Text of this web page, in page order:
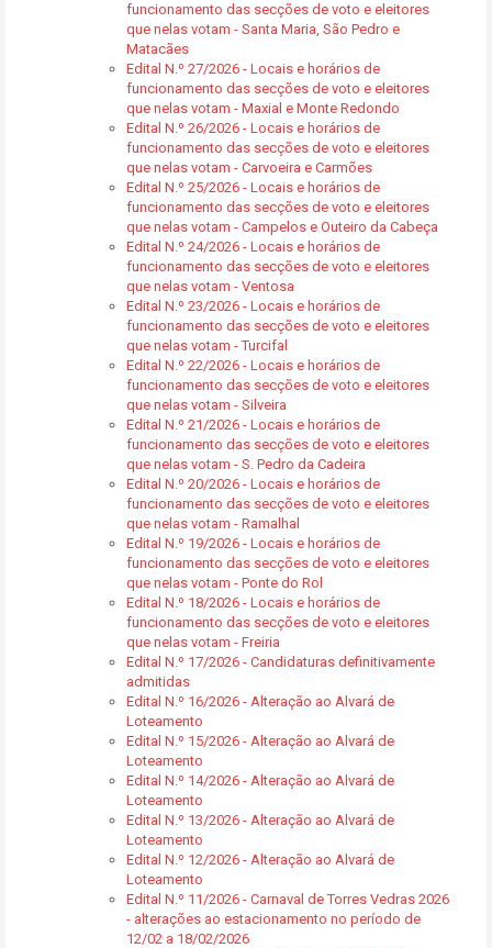
funcionamento das secções de voto e eleitores
que nelas votam - Santa Maria, São Pedro e
Matacães
Edital N.º 27/2026 - Locais e horários de
funcionamento das secções de voto e eleitores
que nelas votam - Maxial e Monte Redondo
Edital N.º 26/2026 - Locais e horários de
funcionamento das secções de voto e eleitores
que nelas votam - Carvoeira e Carmões
Edital N.º 25/2026 - Locais e horários de
funcionamento das secções de voto e eleitores
que nelas votam - Campelos e Outeiro da Cabeça
Edital N.º 24/2026 - Locais e horários de
funcionamento das secções de voto e eleitores
que nelas votam - Ventosa
Edital N.º 23/2026 - Locais e horários de
funcionamento das secções de voto e eleitores
que nelas votam - Turcifal
Edital N.º 22/2026 - Locais e horários de
funcionamento das secções de voto e eleitores
que nelas votam - Silveira
Edital N.º 21/2026 - Locais e horários de
funcionamento das secções de voto e eleitores
que nelas votam - S. Pedro da Cadeira
Edital N.º 20/2026 - Locais e horários de
funcionamento das secções de voto e eleitores
que nelas votam - Ramalhal
Edital N.º 19/2026 - Locais e horários de
funcionamento das secções de voto e eleitores
que nelas votam - Ponte do Rol
Edital N.º 18/2026 - Locais e horários de
funcionamento das secções de voto e eleitores
que nelas votam - Freiria
Edital N.º 17/2026 - Candidaturas definitivamente
admitidas
Edital N.º 16/2026 - Alteração ao Alvará de
Loteamento
Edital N.º 15/2026 - Alteração ao Alvará de
Loteamento
Edital N.º 14/2026 - Alteração ao Alvará de
Loteamento
Edital N.º 13/2026 - Alteração ao Alvará de
Loteamento
Edital N.º 12/2026 - Alteração ao Alvará de
Loteamento
Edital N.º 11/2026 - Carnaval de Torres Vedras 2026
- alterações ao estacionamento no período de
12/02 a 18/02/2026